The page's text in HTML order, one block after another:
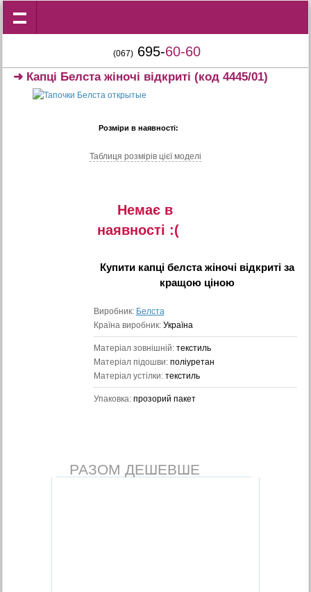
(067) 695-60-60
➜ Капцi Белста жiночi вiдкритi (код 4445/01)
Розміри в наявності:
Таблиця розмiрiв цiєї моделi
Немає в
наявностi :(
Купити капцi белста жiночi вiдкритiза
кращою ціною
Виробник: Белста
Країна виробник: Україна
Матеріал зовнішній: текстиль
Матеріал підошви: поліуретан
Матеріал устілки: текстиль
Упаковка: прозорий пакет
РАЗОМ ДЕШЕВШЕ